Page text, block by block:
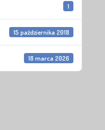
1
15 października 2018
18 marca 2026